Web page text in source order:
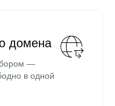
домена
—
в одной